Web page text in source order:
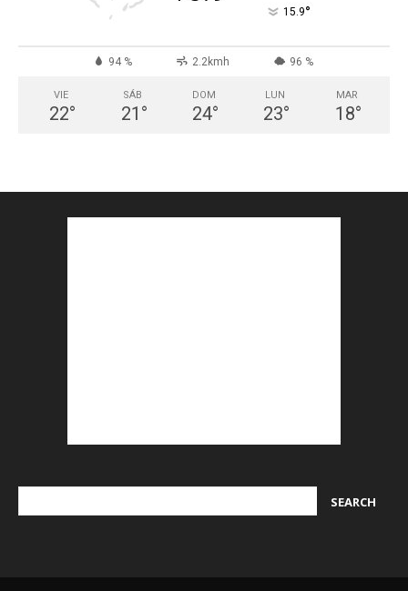
15.9°
94 % 2.2kmh 96 %
VIE
22°
SÁB
21 °
DOM
24°
LUN
23°
MAR
18°